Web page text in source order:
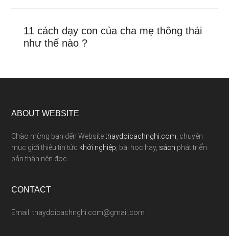
11 cách dạy con của cha mẹ thông thái
như thế nào ?
ABOUT WEBSITE
Chào mừng bạn đến Websitethaydoicachnghi.com , chuyên
mục giới thiệu tin tức khởi nghiệp , bài học hay, sách phát triển
bản thân nên đọc
CONTACT
Email: thaydoicachnghi.com@gmail.com